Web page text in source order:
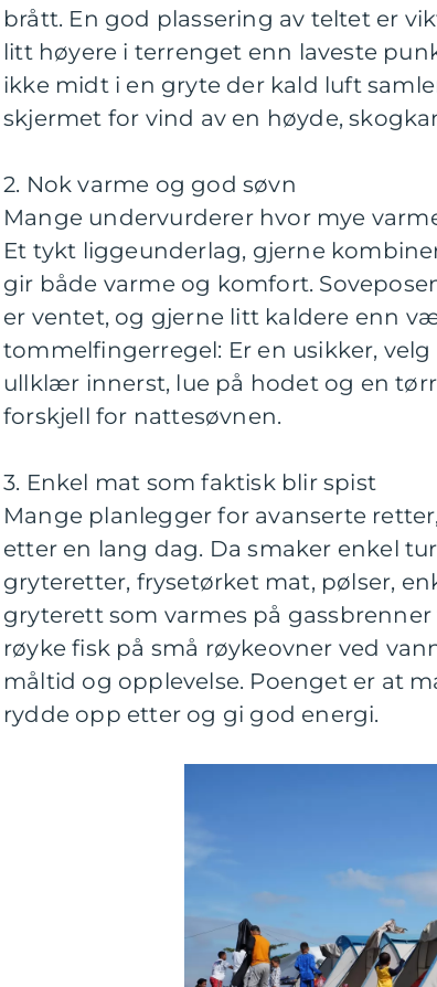
brått. En god plassering av teltet er
litt høyere i terrenget enn laveste
ikke midt i en gryte der kald luft
skjermet for vind av en høyde,
2. Nok varme og god søvn
Mange undervurderer hvor mye
Et tykt liggeunderlag, gjerne
gir både varme og komfort.
er ventet, og gjerne litt kaldere enn
tommelfingerregel: Er en usikker,
ullklær innerst, lue på hodet og en
forskjell for nattesøvnen.
3. Enkel mat som faktisk blir spist
Mange planlegger for avanserte
etter en lang dag. Da smaker enkel
gryteretter, frysetørket mat, pølser,
gryterett som varmes på
røyke fisk på små røykeovner ved
måltid og opplevelse. Poenget er at
rydde opp etter og gi god energi.